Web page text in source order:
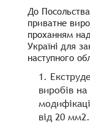
До
приватне
проханням
Україні для
наступного
виробів
від 20 мм2.